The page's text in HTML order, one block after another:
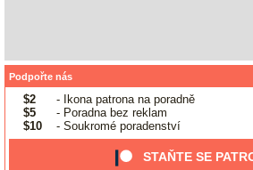
Podpořte nás
$2
- Ikona patrona na poradně
$5
- Poradna bez reklam
$10
- Soukromé poradenství
STAŇTE SE